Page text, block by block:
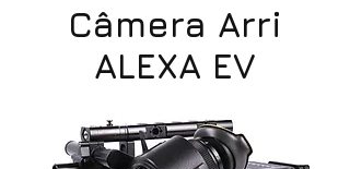
Câmera Arri
ALEXA EV